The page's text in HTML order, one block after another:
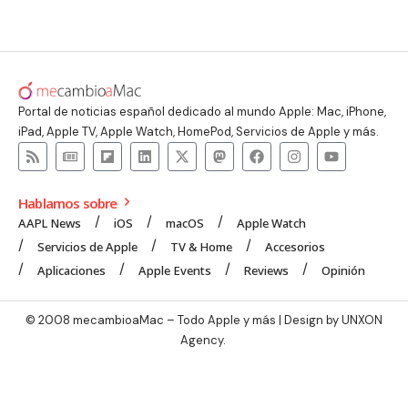
Portal de noticias español dedicado al mundo Apple: Mac, iPhone,
iPad, Apple TV, Apple Watch, HomePod, Servicios de Apple y más.
Hablamos sobre
AAPL News iOS macOS
Apple Watch
Servicios de Apple
TV & Home
Accesorios
Aplicaciones
Apple Events Reviews Opinión
© 2008 mecambioaMac – Todo Apple y más | Design byUNXON
Agency.